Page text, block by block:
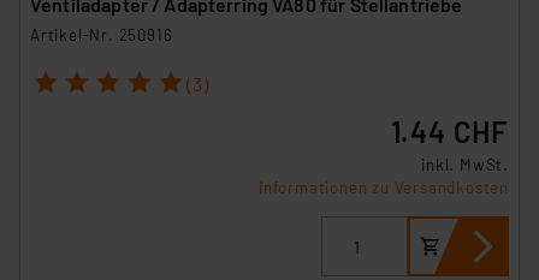
Artikel-Nr. 250916
1 2 3 4 5 (3)
1.44 CHF
inkl. MwSt.
Informationen zu Versandkosten